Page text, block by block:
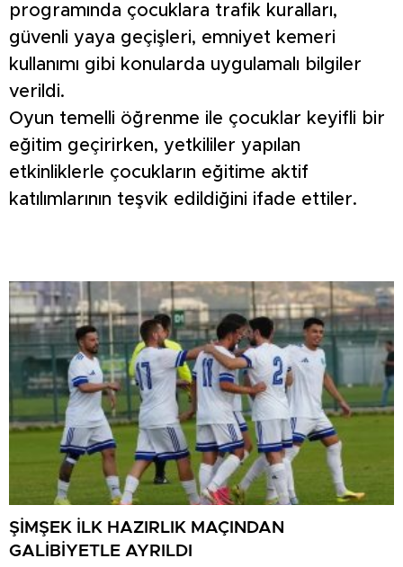
programında çocuklara trafik kuralları,
güvenli yaya geçişleri, emniyet kemeri
kullanımı gibi konularda uygulamalı bilgiler
verildi.
Oyun temelli öğrenme ile çocuklar keyifli bir
eğitim geçirirken, yetkililer yapılan
etkinliklerle çocukların eğitime aktif
katılımlarının teşvik edildiğini ifade ettiler.
ŞİMŞEK İLK HAZIRLIK MAÇINDAN
GALİBİYETLE AYRILDI